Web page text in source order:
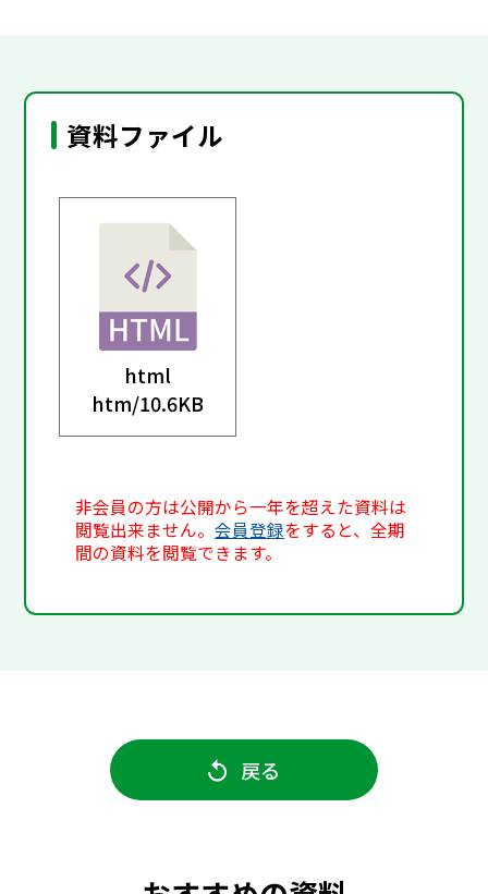
資料ファイル
html
htm/10.6KB
非会員の方は公開から一年を超えた資料は
閲覧出来ません。会員登録をすると、全期
間の資料を閲覧できます。
戻る